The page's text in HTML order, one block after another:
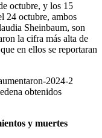
octubre, y los 15
24 octubre, ambos
Sheinbaum, son
la cifra más alta de
en ellos se reportaran
obtenidos
y muertes